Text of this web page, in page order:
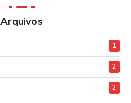
Arquivos
1
2
2